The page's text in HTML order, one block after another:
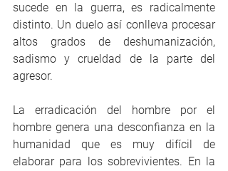
sucede en la guerra, es radicalmente
distinto. Un duelo así conlleva procesar
altos grados de deshumanización,
sadismo y crueldad de la parte del
agresor.
La erradicación del hombre por el
hombre genera una desconfianza en la
humanidad que es muy difícil de
elaborar para los sobrevivientes. En la